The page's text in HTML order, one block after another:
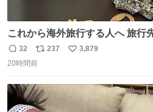
これから海外旅行する人へ 旅行
る マグネットを買って欲しい。 僕は交換留学してた1年間
で20カ国回ったけど、旅行先で
どそれぞれのマグネットを見る
みがえります。
返
信
32
リ
ポ
ト
数
237
い
数
3,879
20時間前